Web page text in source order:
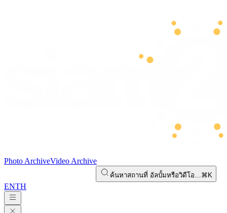
Photo ArchiveVideo Archive
ค้นหาสถานที่ อัลบั้มหรือวิดีโอ…⌘K
ENTH